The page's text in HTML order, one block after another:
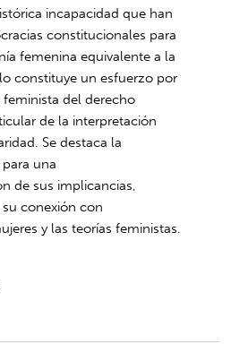
incapacidad que han
constitucionales para
femenina equivalente a la
constituye un esfuerzo por
feminista del derecho
de la interpretación
Se destaca la
una
de sus implicancias,
conexión con
y las teorías feministas.